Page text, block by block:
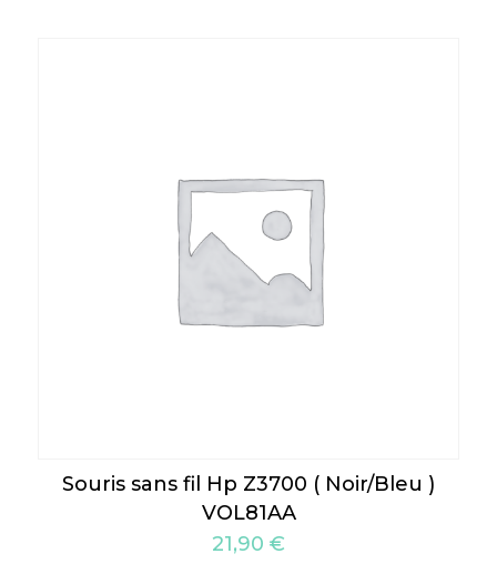
Souris sans fil Hp Z3700 ( Noir/Bleu )
VOL81AA
21,90 €